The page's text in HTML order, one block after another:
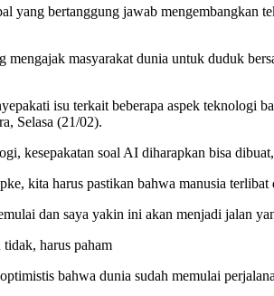
yang bertanggung jawab mengembangkan
masyarakat dunia untuk duduk
isu terkait beberapa aspek teknologi
Selasa (21/02).
kesepakatan soal AI diharapkan bisa
kita harus pastikan bahwa manusia
dan saya yakin ini akan menjadi jalan
harus paham
bahwa dunia sudah memulai